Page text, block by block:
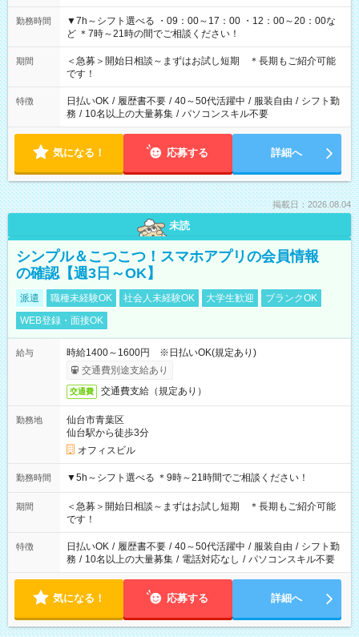
勤務時間
▼7h～シフト選べる ・09：00～17：00 ・12：00～20：00な
ど ＊7時～21時の間でご相談ください！
期間
＜急募＞開始日相談～まずはお試し短期 ＊長期もご紹介可能
です！
特徴 日払いOK / 履歴書不要 / 40～50代活躍中 / 服装自由 / シフト勤
務 / 10名以上の大量募集 / パソコンスキル不要
気になる！ 応募する 詳細へ
掲載日：2026.08.04
未読
シンプル＆こつこつ！スマホアプリの会員情報
の確認【週3日～OK】
派遣 職種未経験OK 社会人未経験OK 大学生歓迎
ブランクOK
WEB登録・面接OK
給与
時給1400～1600円 ※日払いOK(規定あり)
交通費別途支給あり
交通費 交通費支給（規定あり）
勤務地
仙台市青葉区
仙台駅から徒歩3分
オフィスビル
勤務時間 ▼5h～シフト選べる ＊9時～21時間でご相談ください！
期間
＜急募＞開始日相談～まずはお試し短期 ＊長期もご紹介可能
です！
特徴 日払いOK / 履歴書不要 / 40～50代活躍中 / 服装自由 / シフト勤
務 / 10名以上の大量募集 / 電話対応なし / パソコンスキル不要
気になる！ 応募する 詳細へ